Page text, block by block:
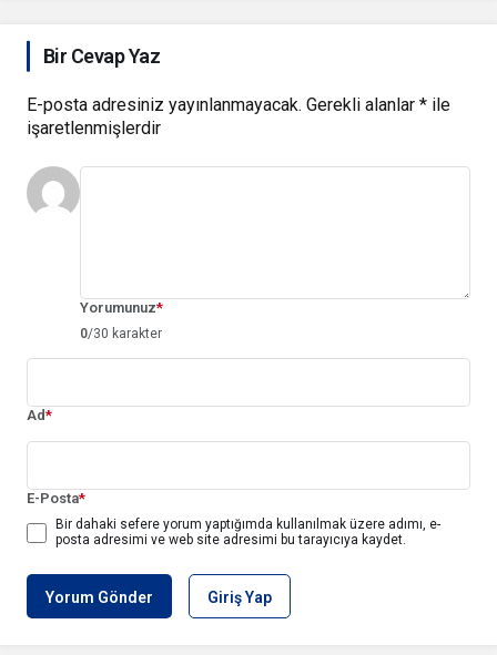
Bir Cevap Yaz
E-posta adresiniz yayınlanmayacak. Gerekli alanlar * ile
işaretlenmişlerdir
Yorumunuz*
0/30 karakter
Ad*
E-Posta*
Bir dahaki sefere yorum yaptığımda kullanılmak üzere adımı, e-
posta adresimi ve web site adresimi bu tarayıcıya kaydet.
Yorum Gönder Giriş Yap